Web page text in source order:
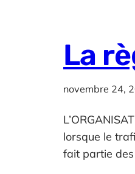
La
novembre 24,
lorsque le
fait partie